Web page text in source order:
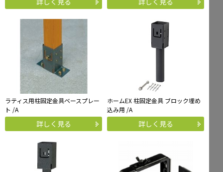
ラティス用柱固定金具ベースプレー
ト /A
詳しく見る
ホームEX 柱固定金具 ブロック埋め
込み用 /A
詳しく見る